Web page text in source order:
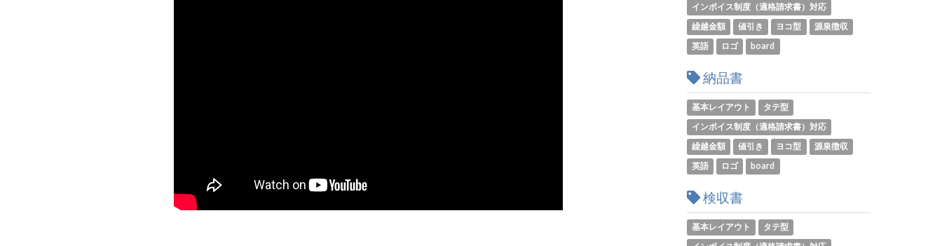
インボイス制度（適格請求書）対応
繰越金額
値引き ヨコ型
源泉徴収
英語
ロゴ board
納品書
基本レイアウト
タテ型
インボイス制度（適格請求書）対応
繰越金額
値引き ヨコ型
源泉徴収
英語
ロゴ board
検収書
基本レイアウト
タテ型